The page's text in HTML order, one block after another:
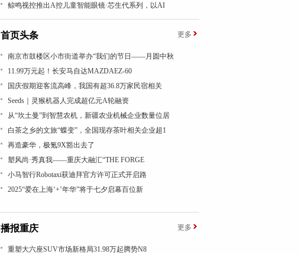
鲸鸣视控推出A控儿童智能眼镜·芯生代系列，以AI
首页头条 更多
南京市鼓楼区小市街道举办“我们的节日——月圆中秋
11.99万元起！长安马自达MAZDAEZ-60
国庆假期迎客流高峰，我国有超36.8万家民宿相关
Seeds｜灵猴机器人完成超亿元A轮融资
从“坎土曼”到智慧农机，新疆农业机械企业数量位居
白茶之乡的文旅“蝶变”，全国现存茶叶相关企业超1
再造豪华，极氪9X豁出去了
塑风尚·秀真我——重庆大融汇“THE FORGE
小马智行Robotaxi获迪拜官方许可正式开启路
2025“爱在上海‘+’年华”将于七夕启幕百位新
播报重庆 更多
重塑大六座SUV市场新格局31.98万起腾势N8